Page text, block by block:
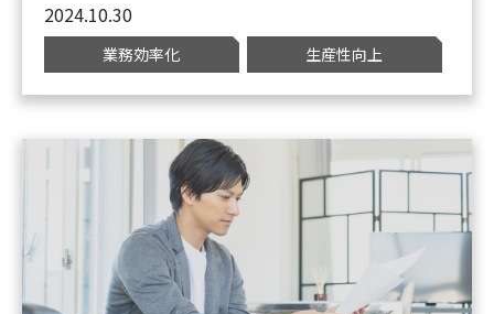
2024.10.30
業務効率化 生産性向上